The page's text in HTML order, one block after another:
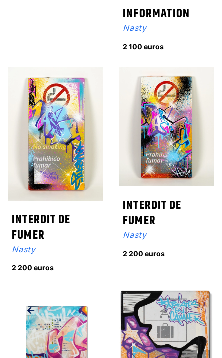
INFORMATION
Nasty
2 100 euros
INTERDIT DE
FUMER
Nasty
2 200 euros
INTERDIT DE
FUMER
Nasty
2 200 euros